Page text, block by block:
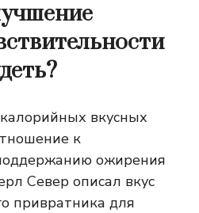
вкусных
к
ожирения
Север описал вкус
привратника для